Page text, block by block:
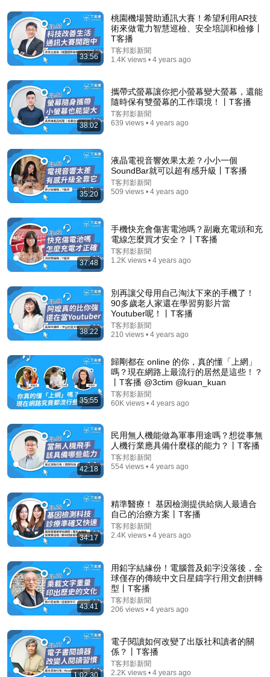
中國最神秘的醫院：301醫院的南樓裡，權力如何獲得
另一套生命規則？【文昭思緒飛揚563】
文昭思緒飛揚 - Wen Zhao Studio
New 296K views
旅行到底有什麼用？人死前才明白的真相，我看了整整
5遍才看透！ #梁文道 #圆桌派 #一千零一夜 #读书
纪实说 • 125K views
【健康】為什麼台灣癌症亞洲第一？名醫揭5大保健品
「吃錯比沒吃更慘」！ft.方識欽醫師｜下班經濟濟學
630｜謝哲青、蔡尚樺
風傳媒 The Storm Media • 2.1M views
老闆自己先痛苦，才知道從那裡下手｜商周執行長 郭
奕伶× Google前台灣董事總經理 簡立峰｜S2 EP.02
商業周刊 • 99K views
33:56
桃園機場贊助通訊大賽！希望利用AR技
術來做電力智慧巡檢、安全培訓和檢修丨
T客播
T客邦影新聞
1.4K views • 4 years ago
38:02
攜帶式螢幕讓你把小螢幕變大螢幕，還能
隨時保有雙螢幕的工作環境！丨T客播
T客邦影新聞
639 views • 4 years ago
35:20
液晶電視音響效果太差？小小一個
SoundBar就可以超有感升級丨T客播
T客邦影新聞
509 views • 4 years ago
37:48
手機快充會傷害電池嗎？副廠充電頭和充
電線怎麼買才安全？丨T客播
T客邦影新聞
1.2K views • 4 years ago
38:22
別再讓父母用自己淘汰下來的手機了！
90多歲老人家還在學習剪影片當
Youtuber呢！丨T客播
T客邦影新聞
210 views • 4 years ago
35:55
歸剛都在 online 的你，真的懂「上網」
嗎？現在網路上最流行的居然是這些！？
丨T客播 @3ctim @kuan_kuan
T客邦影新聞
60K views • 4 years ago
42:18
民用無人機能做為軍事用途嗎？想從事無
人機行業應具備什麼樣的能力？丨T客播
T客邦影新聞
554 views • 4 years ago
34:17
精準醫療！ 基因檢測提供給病人最適合
自己的治療方案丨T客播
T客邦影新聞
2.4K views • 4 years ago
43:41
用鉛字結緣份！電腦普及鉛字没落後，全
球僅存的傳統中文日星鑄字行用文創拼轉
型丨T客播
T客邦影新聞
206 views • 4 years ago
1:02:30
電子閱讀如何改變了出版社和讀者的關
係？丨T客播
T客邦影新聞
2.2K views • 4 years ago